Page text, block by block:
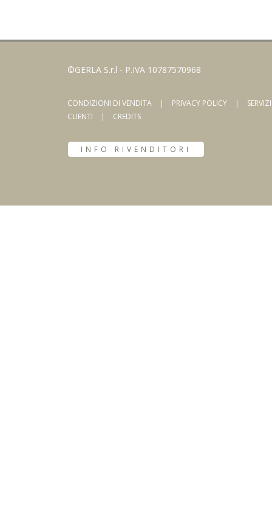
©GERLA S.r.l - P.IVA 10787570968
CONDIZIONI DI VENDITA | PRIVACY POLICY |
CLIENTI
| CREDITS
INFO RIVENDITORI